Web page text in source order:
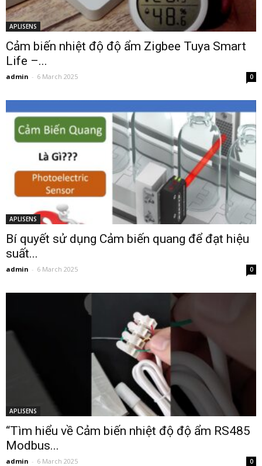
APLISENS
Cảm biến nhiệt độ độ ẩm Zigbee Tuya Smart
Life –...
admin - 6 March 2025 0
APLISENS
Bí quyết sử dụng Cảm biến quang để đạt hiệu
suất...
admin - 6 March 2025 0
APLISENS
“Tìm hiểu về Cảm biến nhiệt độ độ ẩm RS485
Modbus...
admin - 6 March 2025 0